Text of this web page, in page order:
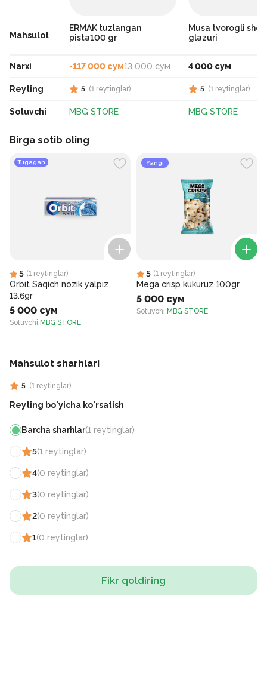
Mahsulot
Narxi
Reyting
Sotuvchi
ERMAK tuzlangan
pista100 gr
-117 000 сум13 000 сум
5 (1 reytinglar)
MBG STORE
Musa tvorogli
glazuri
4 000 сум
5 (1 reytinglar)
MBG STORE
Birga sotib oling
Tugagan
5 (1 reytinglar)
Orbit Saqich nozik yalpiz
13.6gr
5 000 сум
Sotuvchi: MBG STORE
Yangi
5 (1 reytinglar)
Mega crisp kukuruz 100gr
5 000 сум
Sotuvchi: MBG STORE
Mahsulot sharhlari
5 (1 reytinglar)
Reyting bo'yicha ko'rsatish
Barcha sharhlar(1 reytinglar)
5(1 reytinglar)
4(0 reytinglar)
3(0 reytinglar)
2(0 reytinglar)
1(0 reytinglar)
Fikr qoldiring